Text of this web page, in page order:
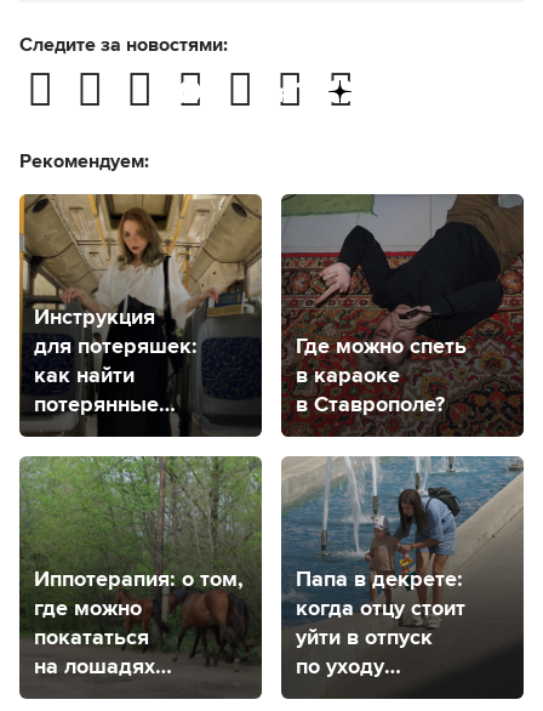
Следите за новостями:
Рекомендуем:
Инструкция
для потеряшек:
как найти
потерянные
или забытые вещи
в Ставрополе?
Где можно спеть
в караоке
в Ставрополе?
Иппотерапия: о том,
где можно
покататься
на лошадях
в Ставрополе
Папа в декрете:
когда отцу стоит
уйти в отпуск
по уходу
за ребенком